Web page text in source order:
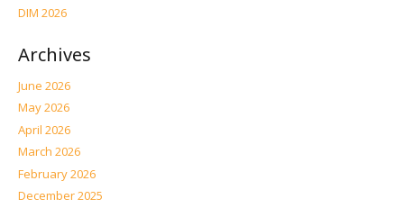
DIM 2026
Archives
June 2026
May 2026
April 2026
March 2026
February 2026
December 2025